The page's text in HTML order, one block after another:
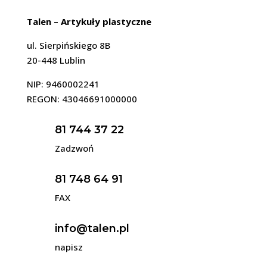
Talen – Artykuły plastyczne
ul. Sierpińskiego 8B
20-448 Lublin
NIP: 9460002241
REGON: 43046691000000
81 744 37 22
Zadzwoń
81 748 64 91
FAX
info@talen.pl
napisz